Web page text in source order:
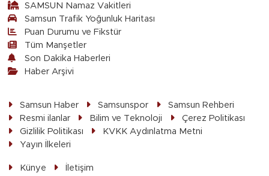
SAMSUN Namaz Vakitleri
Samsun Trafik Yoğunluk Haritası
Puan Durumu ve Fikstür
Tüm Manşetler
Son Dakika Haberleri
Haber Arşivi
Samsun Haber Samsunspor
Samsun Rehberi
Resmi ilanlar
Bilim ve Teknoloji
Çerez Politikası
Gizlilik Politikası
KVKK Aydınlatma Metni
Yayın İlkeleri
Künye İletişim